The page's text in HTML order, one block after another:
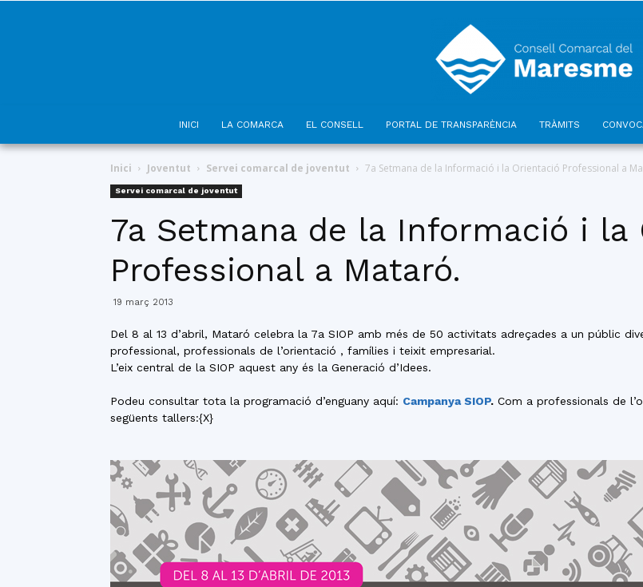
Maresme
INICI LA COMARCA EL CONSELL PORTAL DE TRANSPARÈNCIA TRÀMITS
Inici Joventut Servei comarcal de joventut 7a Setmana de la Informació i la Orientació Professional a
Servei comarcal de joventut
7a Setmana de la Informació i la
Professional a Mataró.
19 març 2013
Del 8 al 13 d’abril, Mataró celebra la 7a SIOP amb més de 50 activitats adreçades a un públic
professional, professionals de l’orientació , famílies i teixit empresarial.
L’eix central de la SIOP aquest any és la Generació d’Idees.
Podeu consultar tota la programació d’enguany aquí: Campanya SIOP. Com a professionals de
següents tallers:{X}